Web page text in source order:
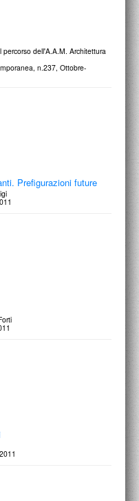
dell'A.A.M. Architettura
n.237, Ottobre-
Prefigurazioni future